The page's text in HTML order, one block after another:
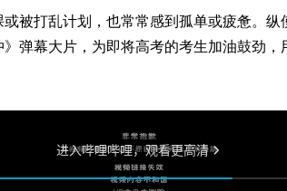
被打乱计划，也常常感到孤单或疲惫。
弹幕大片，为即将高考的考生加油鼓劲，